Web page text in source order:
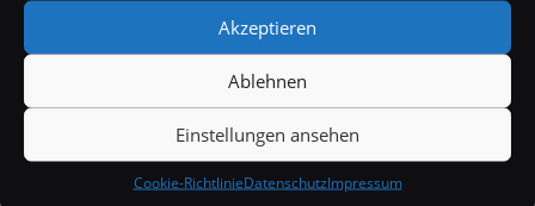
Akzeptieren
Ablehnen
Einstellungen ansehen
Cookie-RichtlinieDatenschutzImpressum
diesem